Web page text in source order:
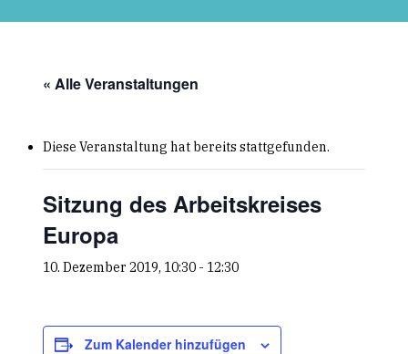
« Alle Veranstaltungen
Diese Veranstaltung hat bereits stattgefunden.
Sitzung des Arbeitskreises
Europa
10. Dezember 2019, 10:30- 12:30
Zum Kalender hinzufügen